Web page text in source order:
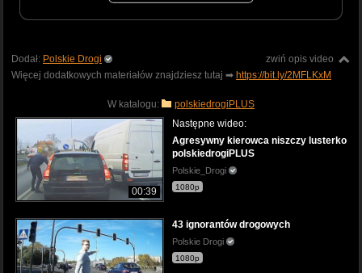
zwiń opis video
Dodał: Polskie Drogi
Więcej dodatkowych materiałów znajdziesz tutaj ➡ https://bit.ly/2MFLKxM
W katalogu: polskiedrogiPLUS
00:39
Następne wideo:
Agresywny kierowca niszczy lusterko
polskiedrogiPLUS
Polskie_Drogi
1080p
43 ignorantów drogowych
Polskie Drogi
1080p